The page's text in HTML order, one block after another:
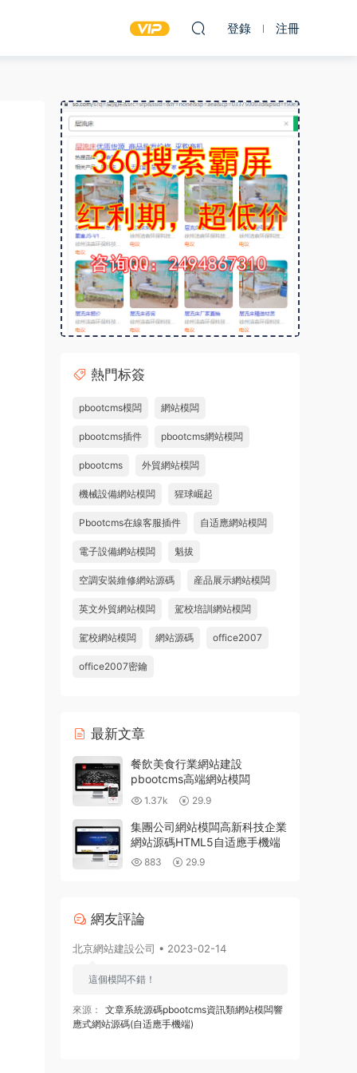
登錄 注冊
熱門标簽
pbootcms模闆 網站模闆
pbootcms插件 pbootcms網站模闆
pbootcms 外貿網站模闆
機械設備網站模闆 猩球崛起
Pbootcms在線客服插件 自适應網站模闆
電子設備網站模闆 魁拔
空調安裝維修網站源碼 産品展示網站模闆
英文外貿網站模闆 駕校培訓網站模闆
駕校網站模闆 網站源碼 office2007
office2007密鑰
最新文章
餐飲美食行業網站建設
pbootcms高端網站模闆
1.37k 29.9
集團公司網站模闆高新科技企業
網站源碼HTML5自适應手機端
883 29.9
網友評論
北京網站建設公司 • 2023-02-14
這個模闆不錯！
來源：
文章系統源碼pbootcms資訊類網站模闆響
應式網站源碼(自适應手機端)